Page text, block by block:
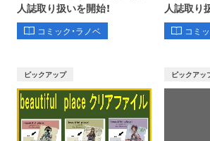
人誌取り扱いを開始！
コミック・ラノベ
人誌取り
コミ
ピックアップ ピックアッ